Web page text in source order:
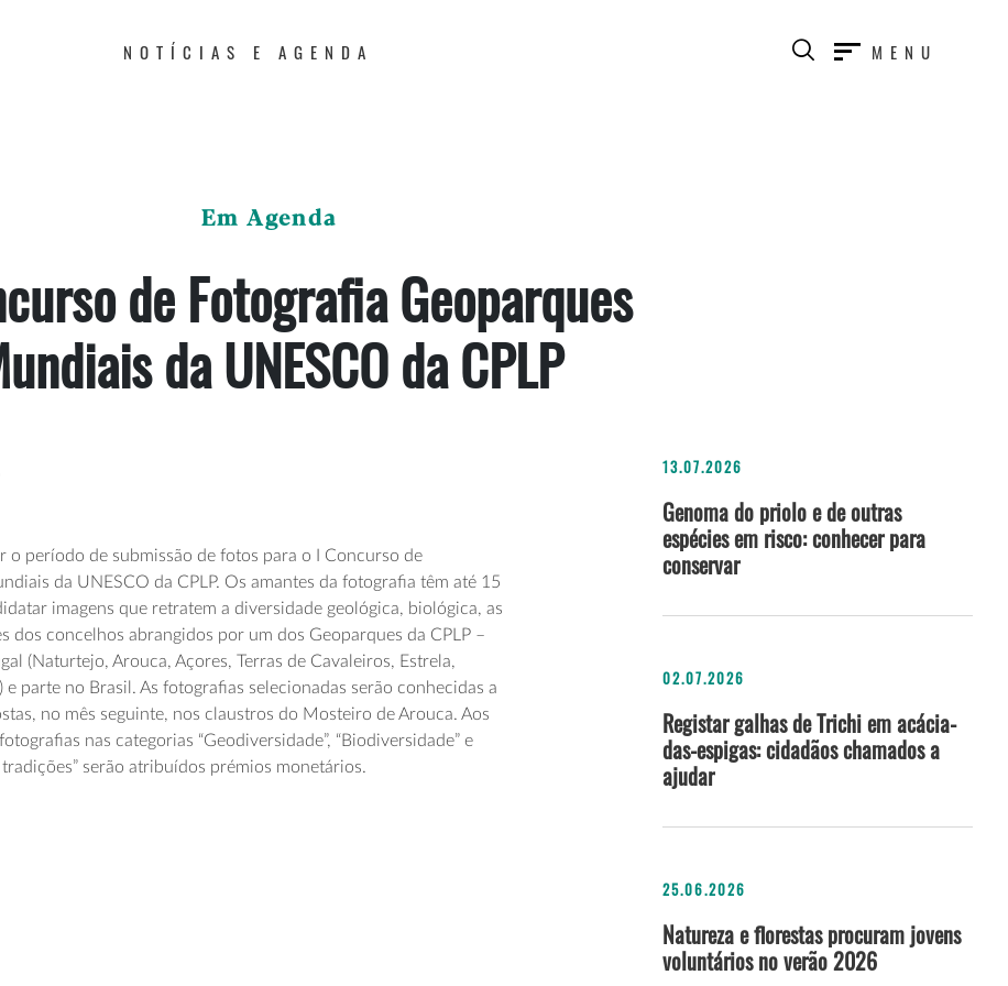
NOTÍCIAS E AGENDA MENU
Em Agenda
de Fotografia Geoparques
da UNESCO da CPLP
o período de submissão de fotos para o I Concurso de
da UNESCO da CPLP. Os amantes da fotografia têm até 15
imagens que retratem a diversidade geológica, biológica, as
dos concelhos abrangidos por um dos Geoparques da CPLP –
(Naturtejo, Arouca, Açores, Terras de Cavaleiros, Estrela,
e parte no Brasil. As fotografias selecionadas serão conhecidas a
no mês seguinte, nos claustros do Mosteiro de Arouca. Aos
nas categorias “Geodiversidade”, “Biodiversidade” e
tradições” serão atribuídos prémios monetários.
13.07.2026
Genoma do priolo e de outras
espécies em risco: conhecer para
conservar
02.07.2026
Registar galhas de Trichi em acácia-
das-espigas: cidadãos chamados a
ajudar
25.06.2026
Natureza e florestas procuram jovens
voluntários no verão 2026